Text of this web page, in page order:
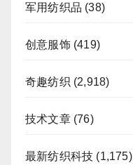
军用纺织品 (38)
创意服饰(419)
奇趣纺织 (2,918)
技术文章(76)
最新纺织科技 (1,175)